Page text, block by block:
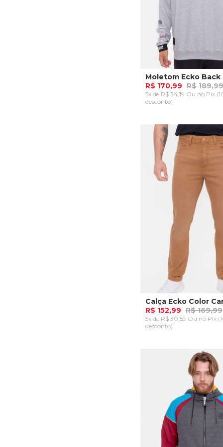
R$ 170,99 R$ 189,99
5x de R$ 34,19 Ou no Pix
desconto)
ADICIONAR AO
Calça Ecko Color
R$ 152,99 R$ 169,99
5x de R$ 30,59 Ou no Pix
desconto)
ADICIONAR AO